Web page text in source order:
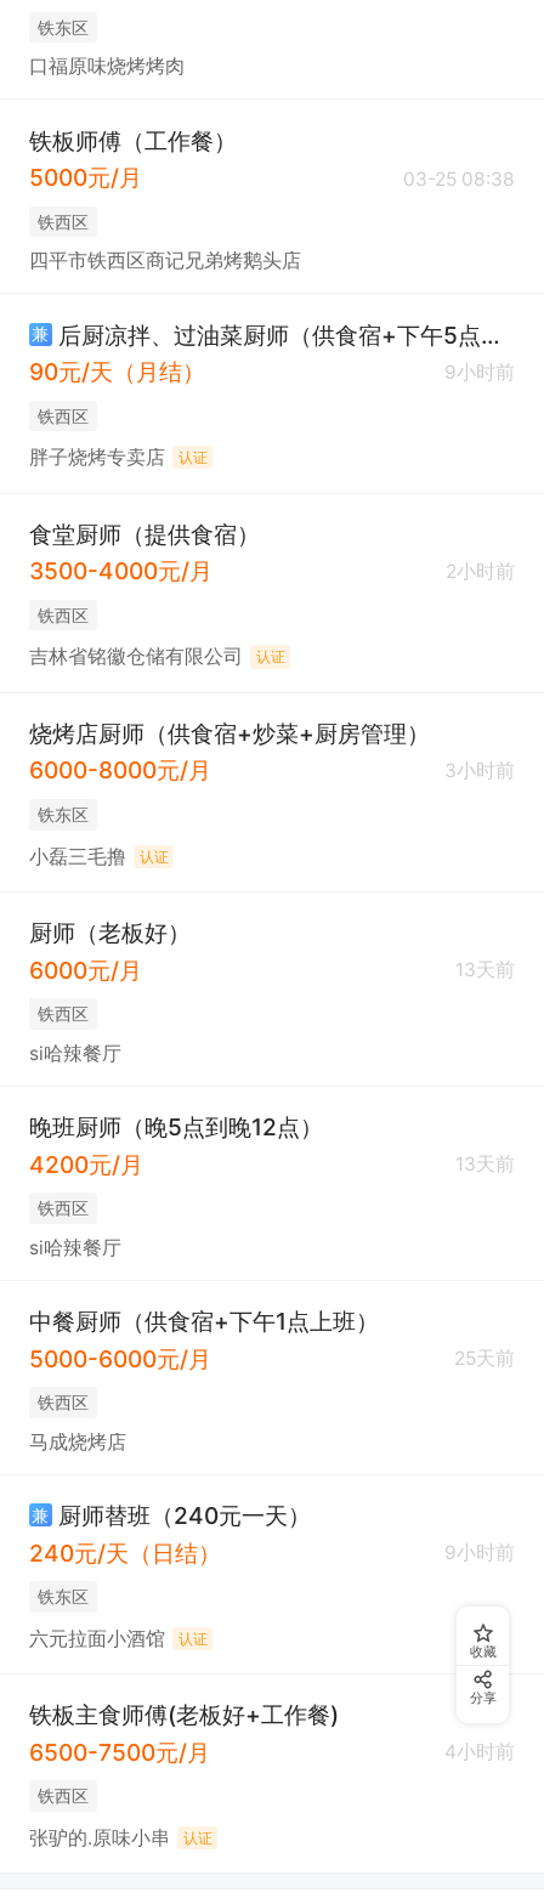
铁东区
口福原味烧烤烤肉
铁板师傅（工作餐）
5000元/月
03-25 08:38
铁西区
四平市铁西区商记兄弟烤鹅头店
兼
后厨凉拌、过油菜厨师（供食宿+下午5点到11点）
90元/天（月结）
9小时前
铁西区
胖子烧烤专卖店 认证
食堂厨师（提供食宿）
3500-4000元/月
2小时前
铁西区
吉林省铭徽仓储有限公司 认证
烧烤店厨师（供食宿+炒菜+厨房管理）
6000-8000元/月
3小时前
铁东区
小磊三毛撸 认证
厨师（老板好）
6000元/月
13天前
铁西区
si哈辣餐厅
晚班厨师（晚5点到晚12点）
4200元/月
13天前
铁西区
si哈辣餐厅
中餐厨师（供食宿+下午1点上班）
5000-6000元/月
25天前
铁西区
马成烧烤店
兼 厨师替班（240元一天）
240元/天（日结）
9小时前
铁东区
六元拉面小酒馆 认证
铁板主食师傅(老板好+工作餐)
6500-7500元/月
4小时前
铁西区
张驴的.原味小串 认证
收藏
分享